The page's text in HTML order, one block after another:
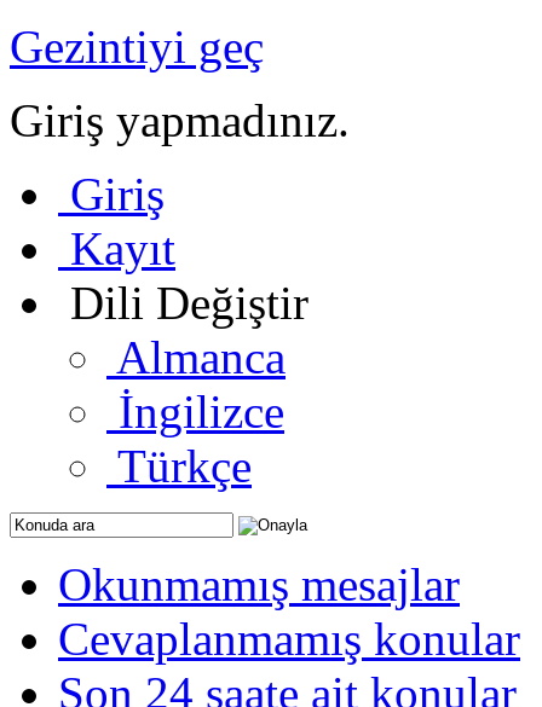
Gezintiyi geç
Giriş yapmadınız.
Giriş
Kayıt
Dili Değiştir
Almanca
İngilizce
Türkçe
Okunmamış mesajlar
Cevaplanmamış konular
Son 24 saate ait konular